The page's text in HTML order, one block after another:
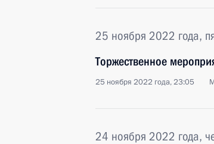
25 ноября 2022 года,
Торжественное
25 ноября 2022 года, 23:05
24 ноября 2022 года,